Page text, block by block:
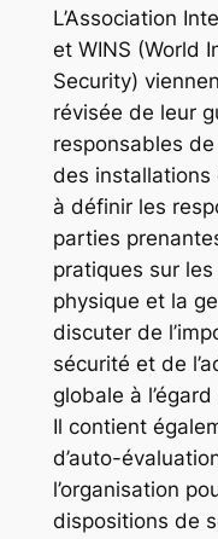
L’Association
et WINS (World
Security)
révisée de leur
responsables
des installations
à définir les
parties
pratiques sur
physique et la
discuter de
sécurité et de
globale à
Il contient
d’auto-
l’organisation
dispositions de